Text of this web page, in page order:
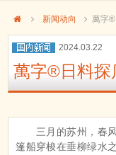
新闻动向 萬字®
2024.03.22
萬字®日料探
三月的苏州，春
篷船穿梭在垂柳绿水